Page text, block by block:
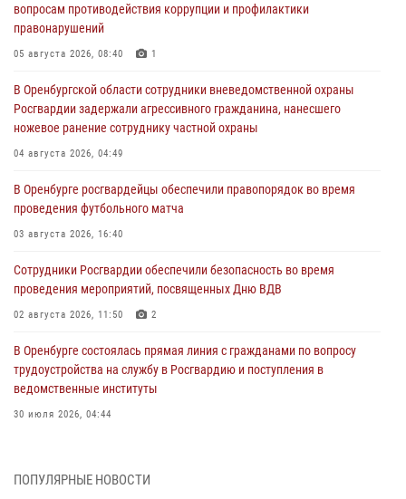
вопросам противодействия коррупции и профилактики
правонарушений
05 августа 2026, 08:40 1
В Оренбургской области сотрудники вневедомственной охраны
Росгвардии задержали агрессивного гражданина, нанесшего
ножевое ранение сотруднику частной охраны
04 августа 2026, 04:49
В Оренбурге росгвардейцы обеспечили правопорядок во время
проведения футбольного матча
03 августа 2026, 16:40
Сотрудники Росгвардии обеспечили безопасность во время
проведения мероприятий, посвященных Дню ВДВ
02 августа 2026, 11:50 2
В Оренбурге состоялась прямая линия с гражданами по вопросу
трудоустройства на службу в Росгвардию и поступления в
ведомственные институты
30 июля 2026, 04:44
28 июля 2026, 09:41 1
ПОПУЛЯРНЫЕ НОВОСТИ